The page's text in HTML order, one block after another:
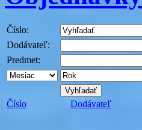
Číslo:
Dodávateľ:
Predmet:
Číslo Dodávateľ